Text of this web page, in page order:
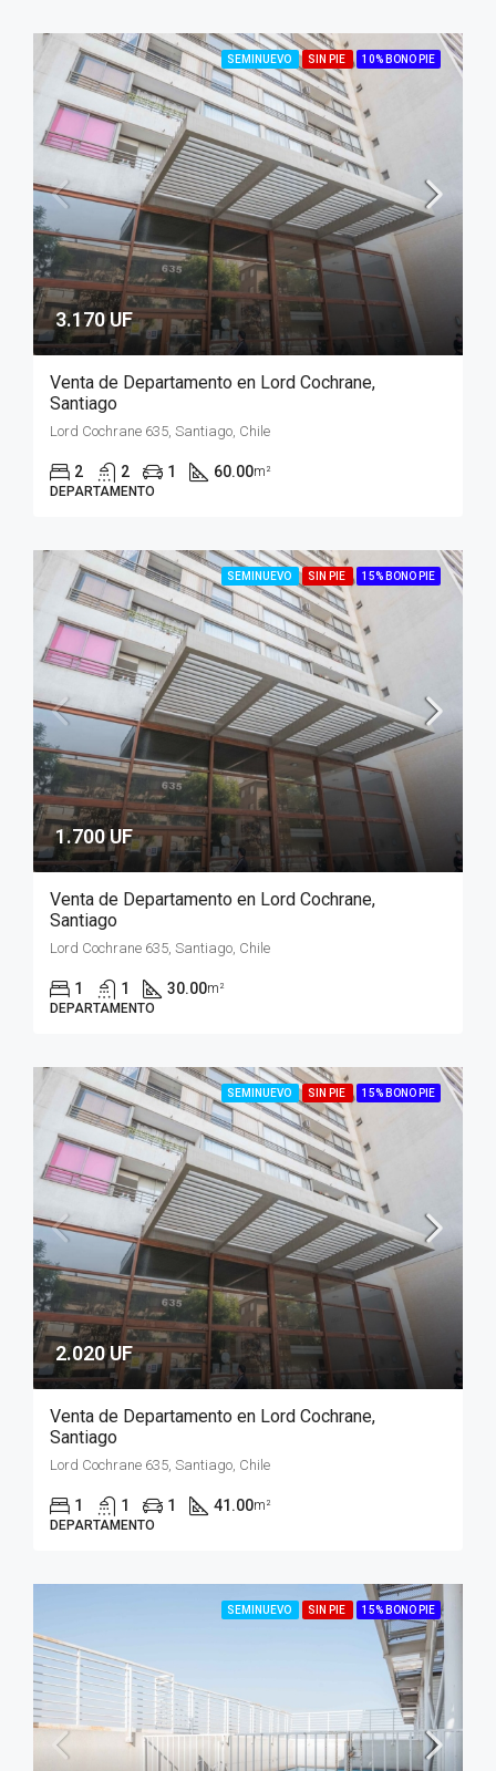
SEMINUEVO SIN PIE 10% BONO PIE
3.170 UF
Venta de Departamento en Lord Cochrane,
Santiago
Lord Cochrane 635, Santiago, Chile
2 2 1 60.00m²
DEPARTAMENTO
SEMINUEVO SIN PIE 15% BONO PIE
1.700 UF
Venta de Departamento en Lord Cochrane,
Santiago
Lord Cochrane 635, Santiago, Chile
1 1 30.00m²
DEPARTAMENTO
SEMINUEVO SIN PIE 15% BONO PIE
2.020 UF
Venta de Departamento en Lord Cochrane,
Santiago
Lord Cochrane 635, Santiago, Chile
1 1 1 41.00m²
DEPARTAMENTO
SEMINUEVO SIN PIE 15% BONO PIE